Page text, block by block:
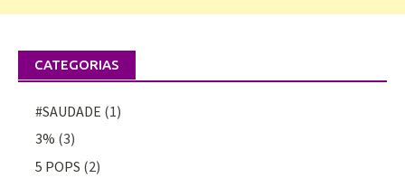
CATEGORIAS
#SAUDADE (1)
3% (3)
5 POPS (2)